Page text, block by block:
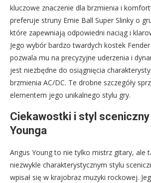
kluczowe znaczenie dla brzmienia i
preferuje struny Ernie Ball Super Slinky o
które zapewniają odpowiedni naciąg i
Jego wybór bardzo twardych kostek Fender
pozwala mu na precyzyjne uderzenia i
jest niezbędne do osiągnięcia
brzmienia AC/DC. Te drobne szczegóły
elementem jego unikalnego stylu gry.
Ciekawostki i styl
Younga
Angus Young to nie tylko mistrz gitary, ale
niezwykle charakterystycznym stylu
wpisał się w krajobraz muzyki rockowej.